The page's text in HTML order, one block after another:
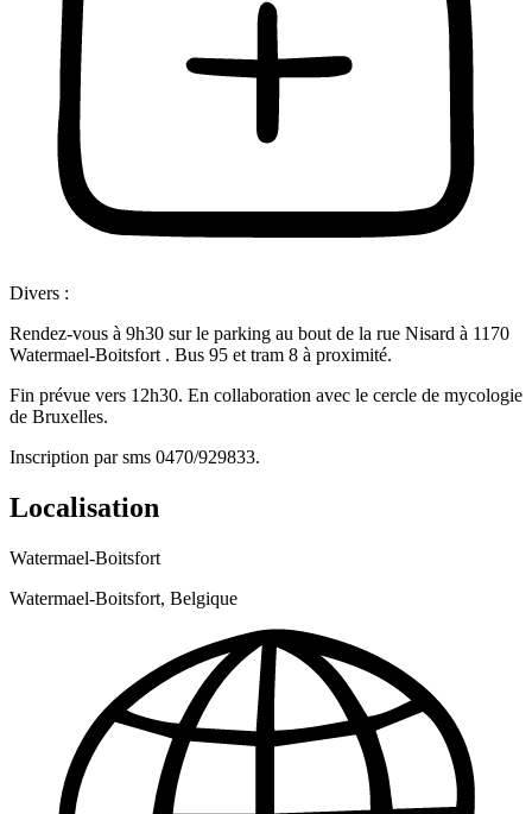
Divers :
Rendez-vous à 9h30 sur le parking au bout de la rue Nisard à 1170
Watermael-Boitsfort . Bus 95 et tram 8 à proximité.
Fin prévue vers 12h30. En collaboration avec le cercle de mycologie
de Bruxelles.
Inscription par sms 0470/929833.
Localisation
Watermael-Boitsfort
Watermael-Boitsfort, Belgique